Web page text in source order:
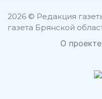
2026 © Редакция
газета Брянской
О проекте